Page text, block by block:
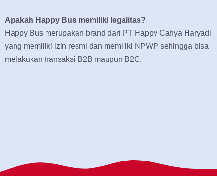
Apakah Happy Bus memiliki legalitas?
Happy Bus merupakan brand dari PT Happy Cahya Haryadi
yang memiliki izin resmi dan memiliki NPWP sehingga bisa
melakukan transaksi B2B maupun B2C.